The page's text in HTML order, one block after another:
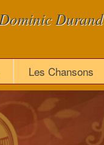
Durand
Les Chansons